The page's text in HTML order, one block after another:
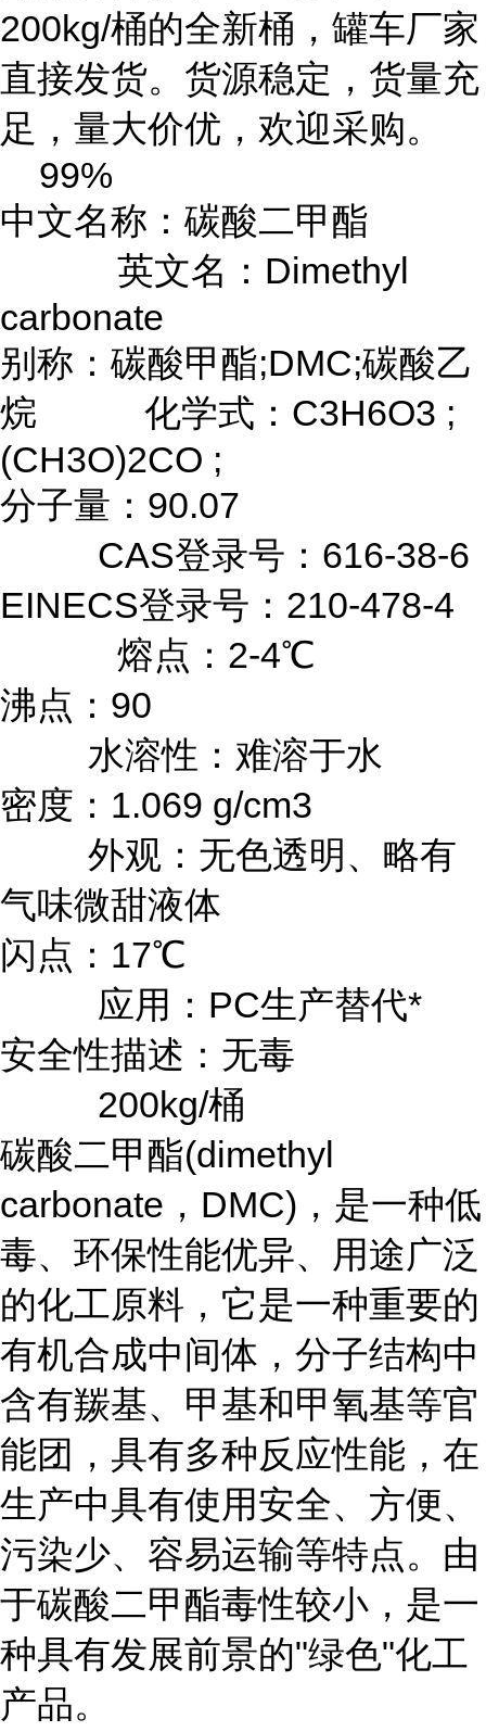
200kg/桶的全新桶，罐车厂家
直接发货。货源稳定，货量充
足，量大价优，欢迎采购。
99%
中文名称：碳酸二甲酯
英文名：Dimethyl
carbonate
别称：碳酸甲酯;DMC;碳酸乙
烷 化学式：C3H6O3 ;
(CH3O)2CO ;
分子量：90.07
CAS登录号：616-38-6
EINECS登录号：210-478-4
熔点：2-4℃
沸点：90
水溶性：难溶于水
密度：1.069 g/cm3
外观：无色透明、略有
气味微甜液体
闪点：17℃
应用：PC生产替代*
安全性描述：无毒
200kg/桶
碳酸二甲酯(dimethyl
carbonate，DMC)，是一种低
毒、环保性能优异、用途广泛
的化工原料，它是一种重要的
有机合成中间体，分子结构中
含有羰基、甲基和甲氧基等官
能团，具有多种反应性能，在
生产中具有使用安全、方便、
污染少、容易运输等特点。由
于碳酸二甲酯毒性较小，是一
种具有发展前景的"绿色"化工
产品。